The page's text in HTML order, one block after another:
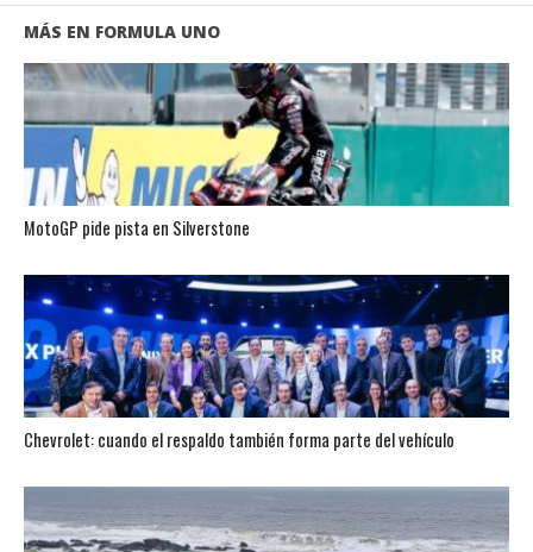
MÁS EN FORMULA UNO
MotoGP pide pista en Silverstone
Chevrolet: cuando el respaldo también forma parte del vehículo